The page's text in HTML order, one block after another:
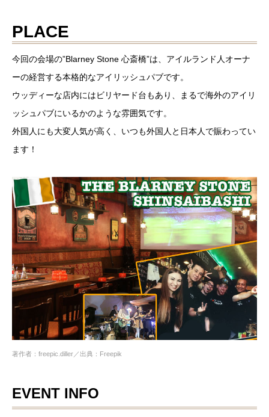
PLACE
今回の会場の”Blarney Stone 心斎橋”は、アイルランド人オーナ
ーの経営する本格的なアイリッシュパブです。
ウッディーな店内にはビリヤード台もあり、まるで海外のアイリ
ッシュパブにいるかのような雰囲気です。
外国人にも大変人気が高く、いつも外国人と日本人で賑わってい
ます！
著作者：freepic.diller／出典：Freepik
EVENT INFO